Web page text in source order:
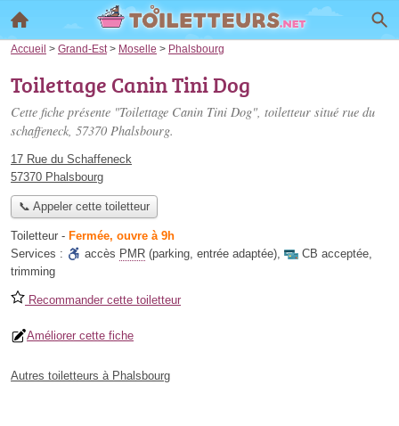
Accueil > Grand-Est > Moselle > Phalsbourg
Toilettage Canin Tini Dog
Cette fiche présente "Toilettage Canin Tini Dog", toiletteur situé rue du
schaffeneck, 57370 Phalsbourg.
17 Rue du Schaffeneck
57370 Phalsbourg
📞 Appeler cette toiletteur
Toiletteur - Fermée, ouvre à 9h
Services :
accès PMR (parking, entrée adaptée), CB acceptée,
trimming
Recommander cette toiletteur
Améliorer cette fiche
Autres toiletteurs à Phalsbourg